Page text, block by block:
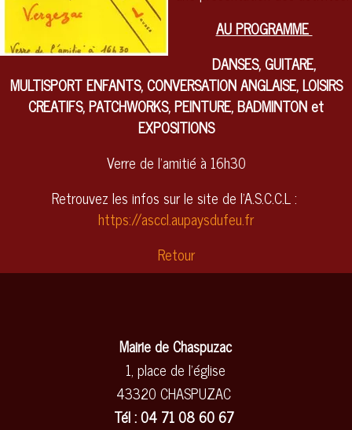
AU PROGRAMME
DANSES, GUITARE,
MULTISPORT ENFANTS, CONVERSATION ANGLAISE, LOISIRS
CREATIFS, PATCHWORKS, PEINTURE, BADMINTON et
EXPOSITIONS
Verre de l'amitié à 16h30
Retrouvez les infos sur le site de l'A.S.C.C.L :
https://asccl.aupaysdufeu.fr
Retour
Mairie de Chaspuzac
1, place de l'église
43320 CHASPUZAC
Tél : 04 71 08 60 67